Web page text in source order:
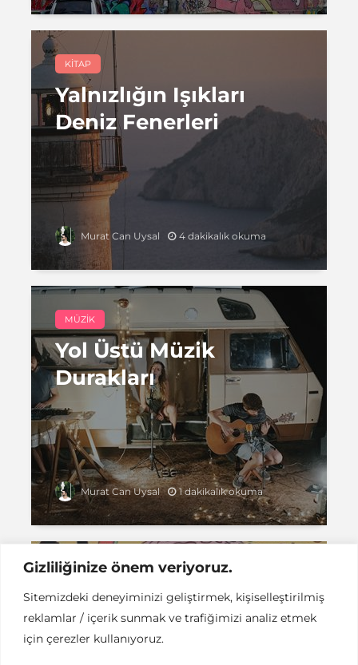
Gizliliğinize önem veriyoruz.
Sitemizdeki deneyiminizi geliştirmek, kişiselleştirilmiş
reklamlar / içerik sunmak ve trafiğimizi analiz etmek
için çerezler kullanıyoruz.
KITAP
Yalnızlığın Işıkları
Deniz Fenerleri
Murat Can Uysal 4 dakikalık okuma
MÜZIK
Yol Üstü Müzik
Durakları
Murat Can Uysal 1 dakikalık okuma
FESTIVAL
Epic Fair: Palmiyeler
Altında Müzik